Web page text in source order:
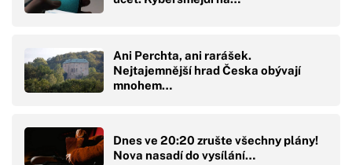
Ani Perchta, ani rarášek.
Nejtajemnější hrad Česka obývají
mnohem…
Dnes ve 20:20 zrušte všechny plány!
Nova nasadí do vysílání…